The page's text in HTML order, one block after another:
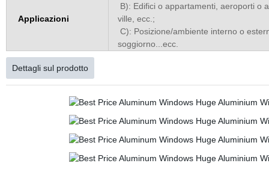
Applicazioni
B): Edifici o appartamenti, aeroporti o
ville, ecc.;
C): Posizione/ambiente interno o
soggiorno...ecc.
Dettagli sul prodotto